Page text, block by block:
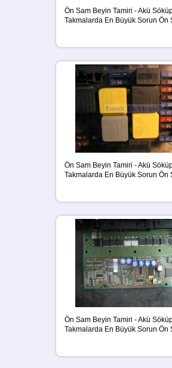
Ön Sam Beyin Tamiri - Akü
Takmalarda En Büyük Sorun Ön
Ön Sam Beyin Tamiri - Akü
Takmalarda En Büyük Sorun Ön
Ön Sam Beyin Tamiri - Akü
Takmalarda En Büyük Sorun Ön